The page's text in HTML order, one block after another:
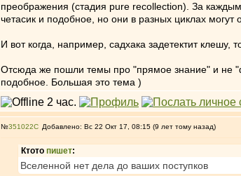
преображения (стадия pure recollection). За
четасик и подобное, но они в разных циклах могут
И вот когда, например, садхака задетектит клешу,
Отсюда же пошли темы про "прямое знание" и не
подобное. Большая это тема )
№351022 Добавлено: Вс 22 Окт 17, 08:15 (9 лет тому назад)
Ктото пишет:
Вселенной нет дела до ваших поступков